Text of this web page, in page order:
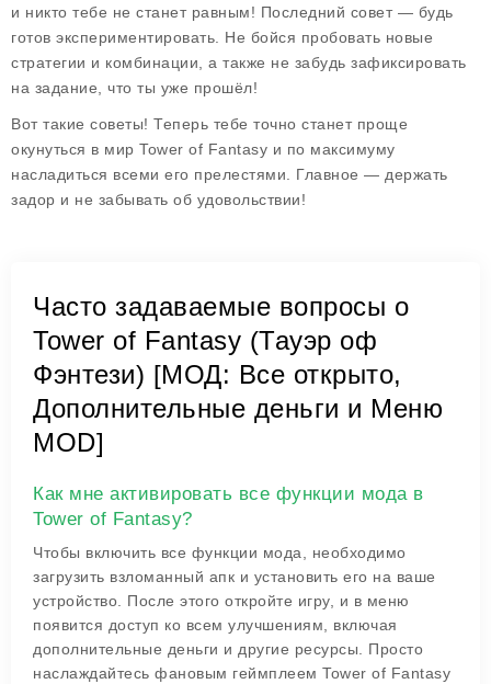
и никто тебе не станет равным! Последний совет — будь
готов экспериментировать. Не бойся пробовать новые
стратегии и комбинации, а также не забудь зафиксировать
на задание, что ты уже прошёл!
Вот такие советы! Теперь тебе точно станет проще
окунуться в мир Tower of Fantasy и по максимуму
насладиться всеми его прелестями. Главное — держать
задор и не забывать об удовольствии!
Часто задаваемые вопросы о
Tower of Fantasy (Тауэр оф
Фэнтези) [МОД: Все открыто,
Дополнительные деньги и Меню
MOD]
Как мне активировать все функции мода в
Tower of Fantasy?
Чтобы включить все функции мода, необходимо
загрузить взломанный апк и установить его на ваше
устройство. После этого откройте игру, и в меню
появится доступ ко всем улучшениям, включая
дополнительные деньги и другие ресурсы. Просто
наслаждайтесь фановым геймплеем Tower of Fantasy